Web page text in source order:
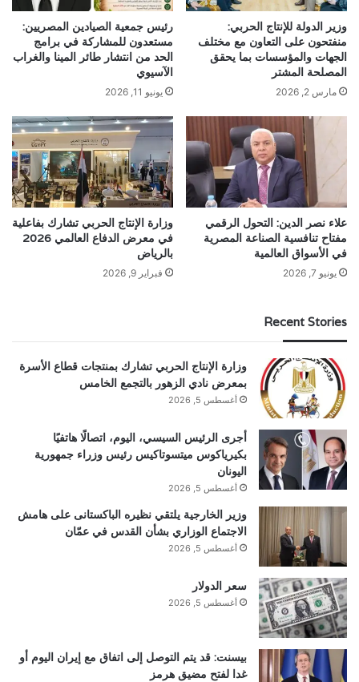
وزير الدولة للإنتاج الحربي:
منفتحون على التعاون مع مختلف
الجهات والمؤسسات بما يحقق
المصلحة المشتر
مارس 2, 2026
رئيس جمعية الصيادين المصريين:
مستعدون للمشاركة في برامج
الحد من انتشار طائر المينا والغراب
الآسيوي
يونيو 11, 2026
علاء نصر الدين: التحول الرقمي
مفتاح تنافسية الصناعة المصرية
في الأسواق العالمية
يونيو 7, 2026
وزارة الإنتاج الحربي تشارك بفاعلية
في معرض الدفاع العالمي 2026
بالرياض
فبراير 9, 2026
Recent Stories
وزارة الإنتاج الحربي تشارك بمنتجات قطاع الأسرة
بمعرض نادي الزهور بالتجمع الخامس
أغسطس 5, 2026
أجرى الرئيس السيسي، اليوم، اتصالًا هاتفيًا
بكيرياكوس ميتسوتاكيس رئيس وزراء جمهورية
اليونان
أغسطس 5, 2026
وزير الخارجية يلتقي نظيره الباكستانى على هامش
الاجتماع الوزاري بشأن القدس في عمّان
أغسطس 5, 2026
سعر الدولار
أغسطس 5, 2026
بيسنت: قد يتم التوصل إلى اتفاق مع إيران اليوم أو
غدا لفتح مضيق هرمز